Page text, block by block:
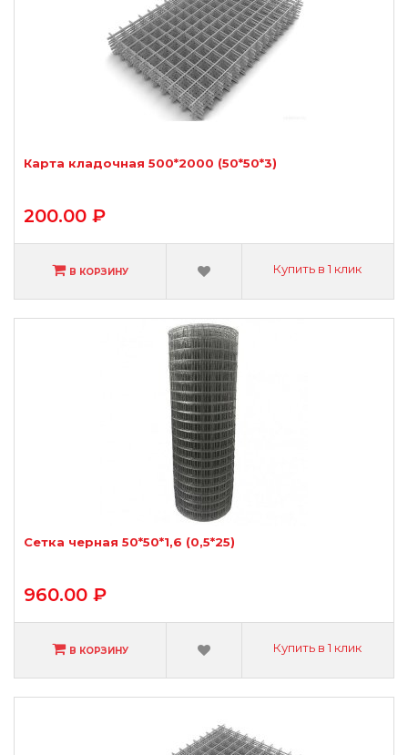
Карта кладочная 500*2000 (50*50*3)
200.00 ₽
В КОРЗИНУ Купить в 1 клик
Сетка черная 50*50*1,6 (0,5*25)
960.00 ₽
В КОРЗИНУ Купить в 1 клик